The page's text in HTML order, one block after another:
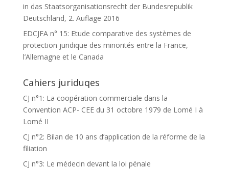
in das Staatsorganisationsrecht der Bundesrepublik
Deutschland, 2. Auflage 2016
EDCJFA n° 15: Etude comparative des systèmes de
protection juridique des minorités entre la France,
l’Allemagne et le Canada
Cahiers juriduqes
CJ n°1: La coopération commerciale dans la
Convention ACP- CEE du 31 octobre 1979 de Lomé I à
Lomé II
CJ n°2: Bilan de 10 ans d’application de la réforme de la
filiation
CJ n°3: Le médecin devant la loi pénale